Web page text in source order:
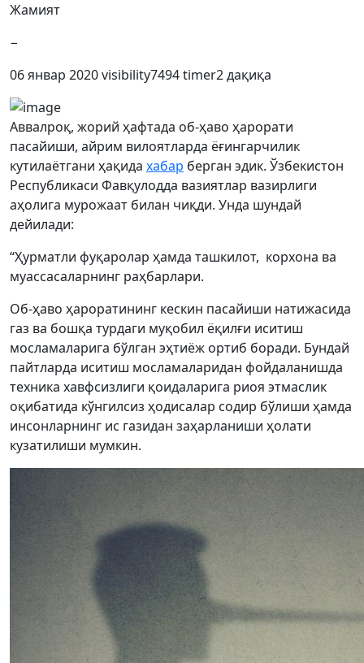
Жамият
−
06 январ 2020visibility7494timer2 дақиқа
Аввалроқ, жорий ҳафтада об-ҳаво ҳарорати
пасайиши, айрим вилоятларда ёғингарчилик
кутилаётгани ҳақида хабар берган эдик. Ўзбекистон
Республикаси Фавқулодда вазиятлар вазирлиги
аҳолига мурожаат билан чиқди. Унда шундай
дейилади:
“Ҳурматли фуқаролар ҳамда ташкилот, корхона ва
муассасаларнинг раҳбарлари.
Об-ҳаво ҳароратининг кескин пасайиши натижасида
газ ва бошқа турдаги муқобил ёқилғи иситиш
мосламаларига бўлган эҳтиёж ортиб боради. Бундай
пайтларда иситиш мосламаларидан фойдаланишда
техника хавфсизлиги қоидаларига риоя этмаслик
оқибатида кўнгилсиз ҳодисалар содир бўлиши ҳамда
инсонларнинг ис газидан заҳарланиши ҳолати
кузатилиши мумкин.